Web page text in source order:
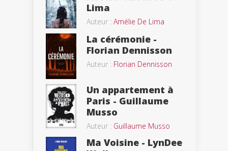
Lima
Auteur : Amélie De Lima
La cérémonie -
Florian Dennisson
Auteur : Florian Dennisson
Un appartement à
Paris - Guillaume
Musso
Auteur : Guillaume Musso
Ma Voisine - LynDee